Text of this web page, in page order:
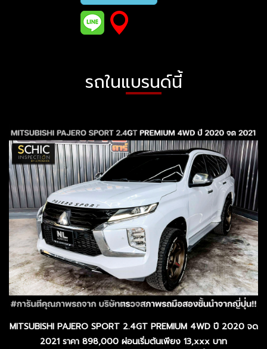
รถในแบรนด์นี้
MITSUBISHI PAJERO SPORT 2.4GT PREMIUM 4WD ปี 2020 จด
2021 ราคา 898,000 ผ่อนเริ่มต้นเพียง 13,xxx บาท